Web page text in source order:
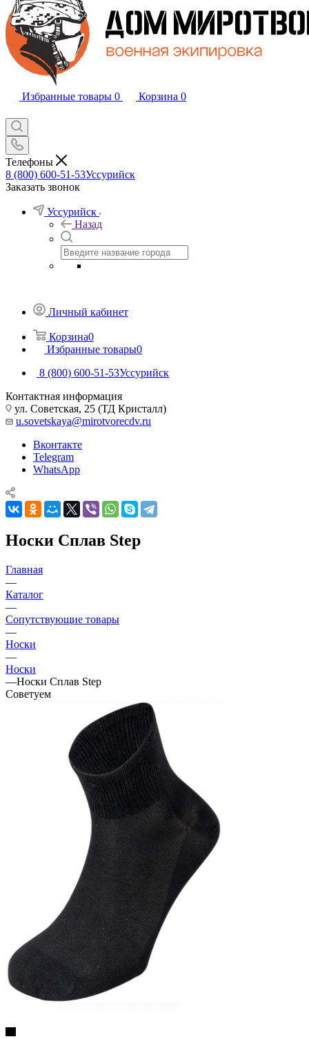
Избранные товары 0 Корзина 0
Телефоны
8 (800) 600-51-53Уссурийск
Заказать звонок
Уссурийск
Назад
Личный кабинет
Корзина0
Избранные товары0
8 (800) 600-51-53Уссурийск
Контактная информация
ул. Советская, 25 (ТД Кристалл)
u.sovetskaya@mirotvorecdv.ru
Вконтакте
Telegram
WhatsApp
Носки Сплав Step
Главная
—
Каталог
—
Сопутствующие товары
—
Носки
—
Носки
—Носки Сплав Step
Советуем